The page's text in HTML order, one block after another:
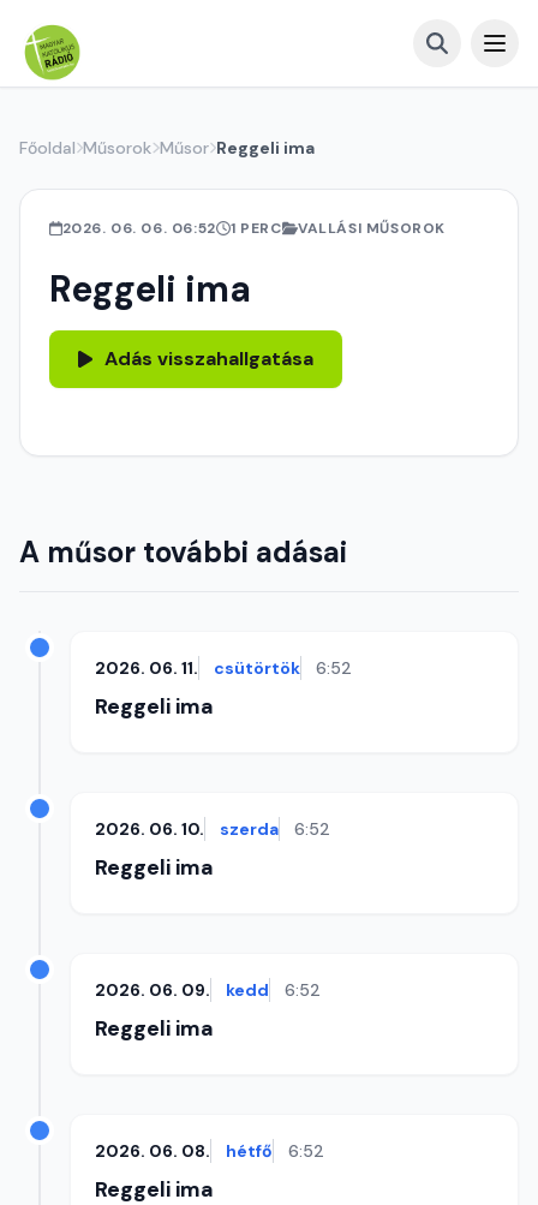
Főoldal Műsorok Műsor Reggeli ima
2026. 06. 06. 06:52 1 PERC VALLÁSI MŰSOROK
Reggeli ima
Adás visszahallgatása
A műsor további adásai
2026. 06. 11. csütörtök 6:52
Reggeli ima
2026. 06. 10. szerda 6:52
Reggeli ima
2026. 06. 09. kedd 6:52
Reggeli ima
2026. 06. 08. hétfő 6:52
Reggeli ima